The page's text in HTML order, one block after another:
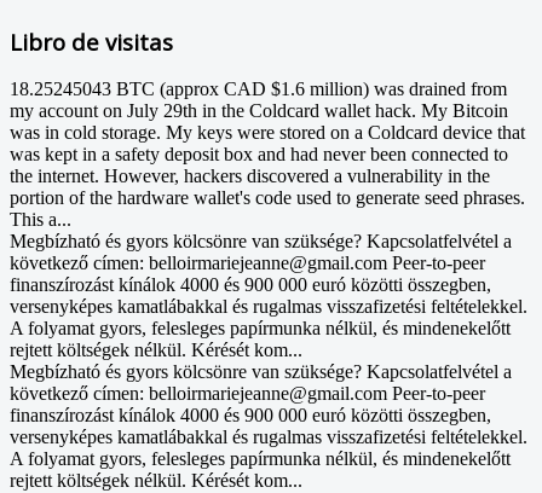
Libro de visitas
18.25245043 BTC (approx CAD $1.6 million) was drained from
my account on July 29th in the Coldcard wallet hack. My Bitcoin
was in cold storage. My keys were stored on a Coldcard device that
was kept in a safety deposit box and had never been connected to
the internet. However, hackers discovered a vulnerability in the
portion of the hardware wallet's code used to generate seed phrases.
This a...
Megbízható és gyors kölcsönre van szüksége? Kapcsolatfelvétel a
következő címen: belloirmariejeanne@gmail.com Peer-to-peer
finanszírozást kínálok 4000 és 900 000 euró közötti összegben,
versenyképes kamatlábakkal és rugalmas visszafizetési feltételekkel.
A folyamat gyors, felesleges papírmunka nélkül, és mindenekelőtt
rejtett költségek nélkül. Kérését kom...
Megbízható és gyors kölcsönre van szüksége? Kapcsolatfelvétel a
következő címen: belloirmariejeanne@gmail.com Peer-to-peer
finanszírozást kínálok 4000 és 900 000 euró közötti összegben,
versenyképes kamatlábakkal és rugalmas visszafizetési feltételekkel.
A folyamat gyors, felesleges papírmunka nélkül, és mindenekelőtt
rejtett költségek nélkül. Kérését kom...